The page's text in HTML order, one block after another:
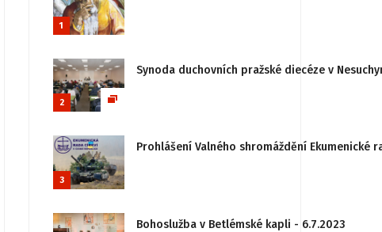
1
2
Synoda duchovních pražské diecéze v
3
Prohlášení Valného shromáždění
Bohoslužba v Betlémské kapli - 6.7.2023